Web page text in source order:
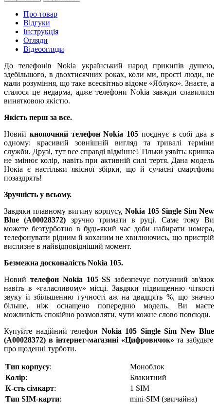
Про товар
Відгуки
Інструкція
Огляди
Відеоогляди
До телефонів Nokia український народ прикипів душею,
здебільшого, в двохтисячних роках, коли ми, прості люди, не
мали розуміння, що таке всесвітньо відоме «Яблуко». Знаєте, а
сталося це недарма, адже телефони Nokia завжди славилися
винятковою якістю.
Якість перш за все.
Новий кнопочний телефон Nokia 105 поєднує в собі два в
одному: красивий зовнішній вигляд та тривалі терміни
служби. Друзі, тут все справді відмінне! Тільки уявіть: кришка
не змінює колір, навіть при активній силі тертя. Дана модель
Нокіа є настільки якісної збірки, що й сучасні смартфони
позаздрять!
Зручність у всьому.
Завдяки плавному вигину корпусу, Nokia 105 Single Sim New
Blue (A00028372) зручно тримати в руці. Саме тому Ви
можете безтурботно в будь-який час доби набирати номера,
телефонувати рідним й коханим не хвилюючись, що пристрій
вислизне в найвідповідніший момент.
Безмежна досконалість Nokia 105.
Новий телефон Nokia 105SS забезпечує потужний зв'язок
навіть в «галасливому» місці. Завдяки підвищенню чіткості
звуку й збільшенню гучності аж на двадцять %, що значно
більше, ніж оснащено попередню модель, Ви маєте
можливість спокійно розмовляти, чути кожне слово повсюди.
Купуйте надійний телефон Nokia 105 Single Sim New Blue
(A00028372) в інтернет-магазині «Цифровичок» та забудьте
про щоденні турботи.
Тип корпусу:
Моноблок
Колір:
Блакитний
К-сть сімкарт:
1 SIM
Тип SIM-карти:
mini-SIM (звичайна)